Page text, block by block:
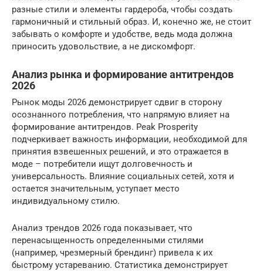
разные стили и элементы гардероба, чтобы создать
гармоничный и стильный образ. И, конечно же, не стоит
забывать о комфорте и удобстве, ведь мода должна
приносить удовольствие, а не дискомфорт.
Анализ рынка и формирование антитрендов
2026
Рынок моды 2026 демонстрирует сдвиг в сторону
осознанного потребления, что напрямую влияет на
формирование антитрендов. Peak Prosperity
подчеркивает важность информации, необходимой для
принятия взвешенных решений, и это отражается в
моде – потребители ищут долговечность и
универсальность. Влияние социальных сетей, хотя и
остается значительным, уступает место
индивидуальному стилю.
Анализ трендов 2026 года показывает, что
перенасыщенность определенными стилями
(например, чрезмерный брендинг) привела к их
быстрому устареванию. Статистика демонстрирует